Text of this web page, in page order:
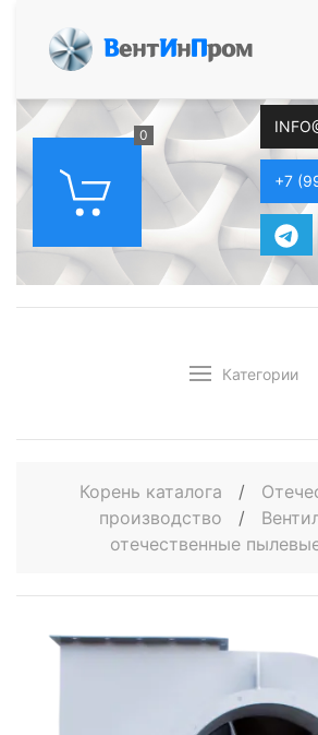
ВентИнПром
0
+7
Категории
Корень каталога /
производство
/
отечественные